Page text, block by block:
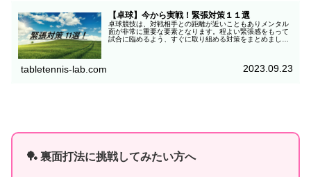
【卓球】今から実戦！緊張対策１１選
卓球競技は、対戦相手との距離が近いこともありメンタル
面が非常に重要な要素となります。程よい緊張感をもって
試合に臨めるよう、すぐに取り組める対策をまとめました
tabletennis-lab.com 2023.09.23
🏓 裏面打法に挑戦してみたい方へ